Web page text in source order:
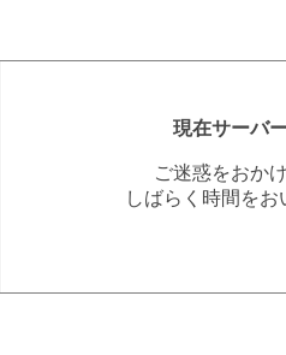
現在サーバ
ご迷惑をおか
しばらく時間を